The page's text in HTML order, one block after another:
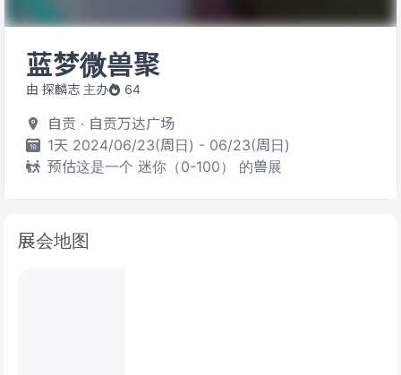
蓝梦微兽聚
由 探麟志 主办 64
自贡 · 自贡万达广场
1天 2024/06/23(周日) - 06/23(周日)
预估这是一个 迷你（0-100） 的兽展
展会地图